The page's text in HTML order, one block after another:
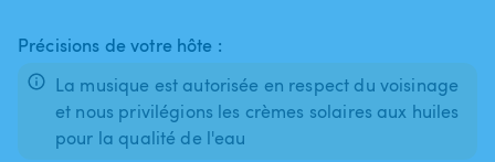
Précisions de votre hôte :
La musique est autorisée en respect du voisinage
et nous privilégions les crèmes solaires aux huiles
pour la qualité de l'eau